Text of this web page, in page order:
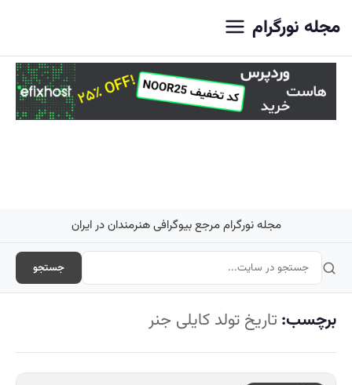
مجله نورگرام
مجله نورگرام مرجع بیوگرافی هنرمندان در ایران
جستجو
برچسب: تاریخ تولد کایلی جنر